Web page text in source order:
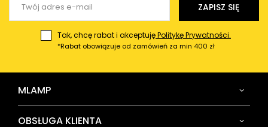
ZAPISZ SIĘ
Tak, chcę rabat i akceptujęPolitykę Prywatności.
*Rabat obowiązuje od zamówień za min 400 zł
MLAMP
OBSŁUGA KLIENTA